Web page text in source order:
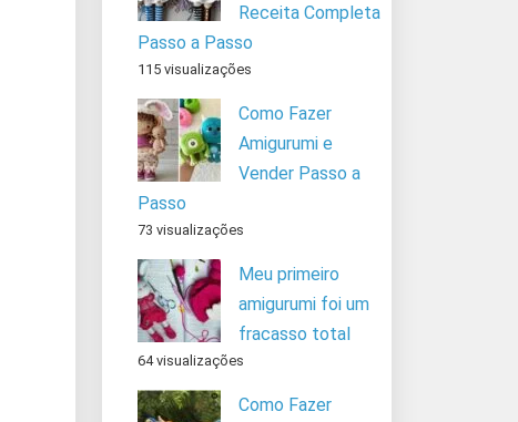
Receita Completa
Passo a Passo
115 visualizações
Como Fazer
Amigurumi e
Vender Passo a
Passo
73 visualizações
Meu primeiro
amigurumi foi um
fracasso total
64 visualizações
Como Fazer